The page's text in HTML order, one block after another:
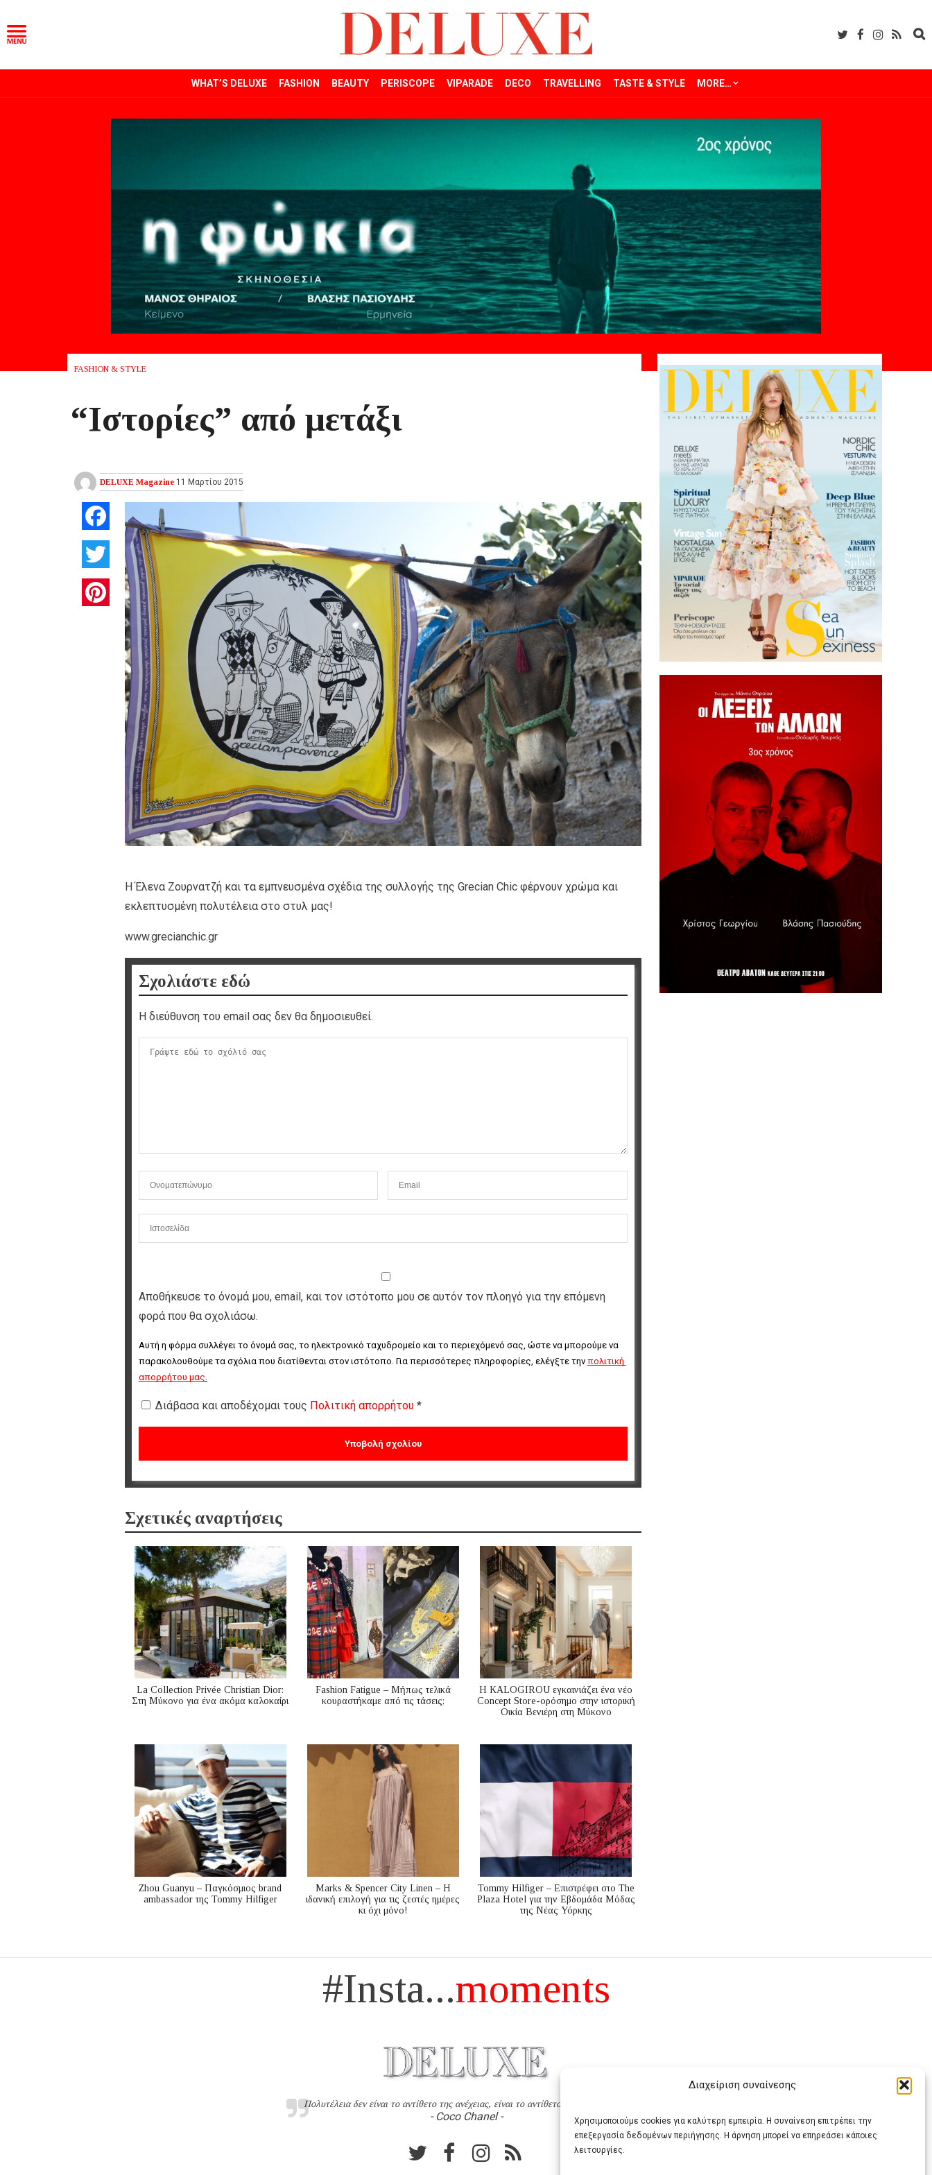
Διαχείριση συναίνεσης
Χρησιμοποιούμε cookies για καλύτερη εμπειρία. Η συναίνεση επιτρέπει την
επεξεργασία δεδομένων περιήγησης. Η άρνηση μπορεί να επηρεάσει κάποιες
λειτουργίες.
WHAT’S DELUXE FASHION BEAUTY PERISCOPE VIPARADE DECO TRAVELLING TASTE & STYLE MORE…
FASHION & STYLE
“Ιστορίες” από μετάξι
DELUXE Magazine 11 Μαρτίου 2015
Facebook
Twitter
Pinterest
Η Έλενα Ζουρνατζή και τα εμπνευσμένα σχέδια της συλλογής της Grecian Chic φέρνουν χρώμα και
εκλεπτυσμένη πολυτέλεια στο στυλ μας!
www.grecianchic.gr
Σχολιάστε εδώ
Η διεύθυνση του email σας δεν θα δημοσιευθεί.
Αποθήκευσε το όνομά μου, email, και τον ιστότοπο μου σε αυτόν τον πλοηγό για την επόμενη
φορά που θα σχολιάσω.
Αυτή η φόρμα συλλέγει το όνομά σας, το ηλεκτρονικό ταχυδρομείο και το περιεχόμενό σας, ώστε να μπορούμε να
παρακολουθούμε τα σχόλια που διατίθενται στον ιστότοπο. Για περισσότερες πληροφορίες, ελέγξτε την πολιτική
απορρήτου μας
Διάβασα και αποδέχομαι τους Πολιτική απορρήτου *
Σχετικές αναρτήσεις
La Collection Privée Christian Dior:
Στη Μύκονο για ένα ακόμα καλοκαίρι
Fashion Fatigue – Μήπως τελικά
κουραστήκαμε από τις τάσεις;
Η KALOGIROU εγκαινιάζει ένα νέο
Concept Store-ορόσημο στην ιστορική
Οικία Βενιέρη στη Μύκονο
Zhou Guanyu – Παγκόσμιος brand
ambassador της Tommy Hilfiger
Marks & Spencer City Linen – Η
ιδανική επιλογή για τις ζεστές ημέρες
κι όχι μόνο!
Tommy Hilfiger – Επιστρέφει στο The
Plaza Hotel για την Εβδομάδα Μόδας
της Νέας Υόρκης
#Insta...moments
Πολυτέλεια δεν είναι το αντίθετο της ανέχειας, είναι το αντίθετο της χυδαιότητας
- Coco Chanel -